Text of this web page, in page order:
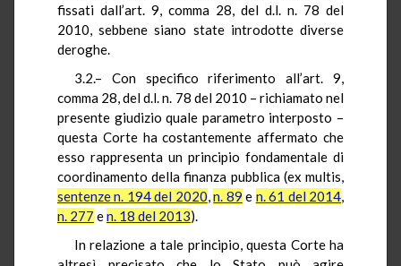
fissati dall’art. 9, comma 28, del d.l. n. 78 del
2010, sebbene siano state introdotte diverse
deroghe.
3.2.– Con specifico riferimento all’art. 9,
comma 28, del d.l. n. 78 del 2010 – richiamato nel
presente giudizio quale parametro interposto –
questa Corte ha costantemente affermato che
esso rappresenta un principio fondamentale di
coordinamento della finanza pubblica (ex multis,
sentenze n. 194 del 2020,n. 89 e n. 61 del 2014,
n. 277 en. 18 del 2013).
In relazione a tale principio, questa Corte ha